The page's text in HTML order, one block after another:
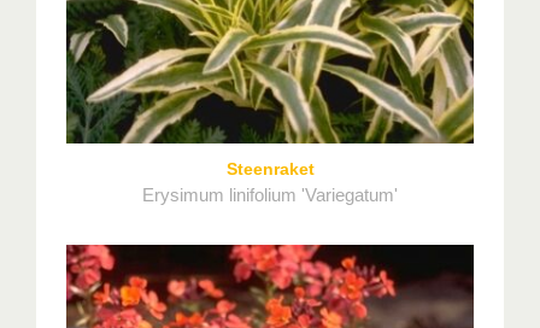
Steenraket
Erysimum linifolium 'Variegatum'